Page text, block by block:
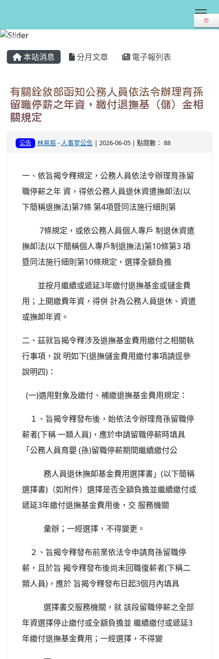
本站消息 分月文章 電子報列表
有關銓敘部函知公務人員依法令辦理育孫
留職停薪之年資，繳付退撫基（儲）金相
關規定
公告 林易辰- 人事室公告 | 2026-06-05 | 點閱數： 88
一、依旨揭令釋規定，公務人員依法令辦理育孫留
職停薪之年 資，得依公務人員退休資遣撫卹法(以
下簡稱退撫法)第7條 第4項暨同法施行細則第
7條規定，或依公務人員個人專戶 制退休資遣
撫卹法(以下簡稱個人專戶制退撫法)第10條第3 項
暨同法施行細則第10條規定，選擇全額負擔
並按月繼續或遞延3年繳付退撫基金或儲金費
用；上開繳費年資，得併 計為公務人員退休、資遣
或撫卹年資。
二、茲就旨揭令釋涉及退撫基金費用繳付之相關執
行事項，說 明如下(退撫儲金費用繳付事項請逕參
說明四)：
(一)適用對象及繳付、補繳退撫基金費用規定：
１、旨揭令釋發布後，始依法令辦理育孫留職停
薪者(下稱 一類人員)，應於申請留職停薪時填具
「公務人員育嬰 (孫)留職停薪期間繼續繳付公
務人員退休撫卹基金費用選擇書」(以下簡稱
選擇書)（如附件）選擇是否全額負擔並繼續繳付或
遞延3年繳付退撫基金費用後，交 服務機關
彙辦；一經選擇，不得變更。
２、旨揭令釋發布前業依法令申請育孫留職停
薪，且於旨 揭令釋發布後尚未回職復薪者(下稱二
類人員)，應於 旨揭令釋發布日起3個月內填具
選擇書交服務機關，就 該段留職停薪之全部
年資選擇停止繳付或全額負擔並 繼續繳付或遞延3
年繳付退撫基金費用；一經選擇，不得變